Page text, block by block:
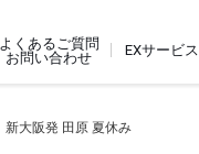
よくあるご質問
お問い合わせ
EXサービス
新大阪発 田原 夏休み